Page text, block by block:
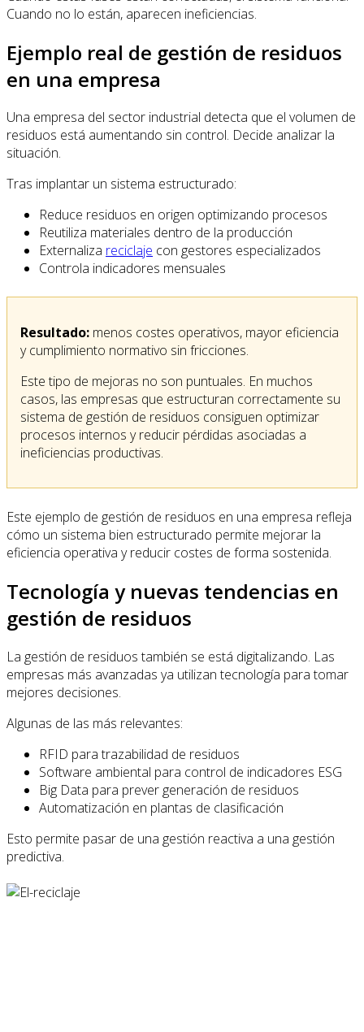
Cuando no lo están, aparecen ineficiencias.
Ejemplo real de gestión de residuos
en una empresa
Una empresa del sector industrial detecta que el volumen de
residuos está aumentando sin control. Decide analizar la
situación.
Tras implantar un sistema estructurado:
Reduce residuos en origen optimizando procesos
Reutiliza materiales dentro de la producción
Externaliza reciclaje con gestores especializados
Controla indicadores mensuales
Resultado: menos costes operativos, mayor eficiencia
y cumplimiento normativo sin fricciones.
Este tipo de mejoras no son puntuales. En muchos
casos, las empresas que estructuran correctamente su
sistema de gestión de residuos consiguen optimizar
procesos internos y reducir pérdidas asociadas a
ineficiencias productivas.
Este ejemplo de gestión de residuos en una empresa refleja
cómo un sistema bien estructurado permite mejorar la
eficiencia operativa y reducir costes de forma sostenida.
Tecnología y nuevas tendencias en
gestión de residuos
La gestión de residuos también se está digitalizando. Las
empresas más avanzadas ya utilizan tecnología para tomar
mejores decisiones.
Algunas de las más relevantes:
RFID para trazabilidad de residuos
Software ambiental para control de indicadores ESG
Big Data para prever generación de residuos
Automatización en plantas de clasificación
Esto permite pasar de una gestión reactiva a una gestión
predictiva.